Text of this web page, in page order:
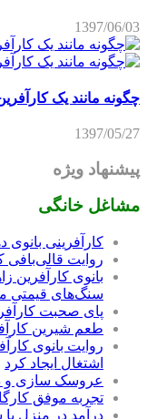
1397/06/03
چگونه مانند یک
1397/05/27
پیشنهاد ویژه
مشاغل خانگی
کارآفرینی بانوی
روایت قالی‌بافی
بانوی کارآفرین
سنگ‌های قیمتی
پای صحبت
طعم شیرین
اشتغال ایجاد کرد
عروسک سازی و
تجربه موفق
درآمد در منزل